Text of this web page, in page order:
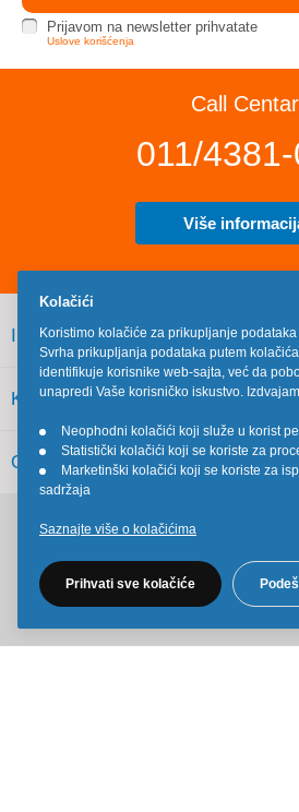
Prijavom na newsletter prihvatate
Uslove korišćenja
Call Centar
011/
Više
INFORMACIJE
KORISNIČKI SERVIS
OSTALO
Kolačići
Koristimo kolačiće za prikupljanje
Svrha prikupljanja podataka putem
identifikuje korisnike web-sajta, već da
unapredi Vaše korisničko iskustvo.
•
Neophodni kolačići koji služe u korist
•
Statistički kolačići koji se koriste za
•
Marketinški kolačići koji se koriste za
sadržaja
Saznajte više o kolačićima
Prihvati sve kolačiće